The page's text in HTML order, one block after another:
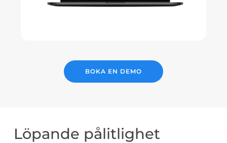
BOKA EN DEMO
Löpande pålitlighet